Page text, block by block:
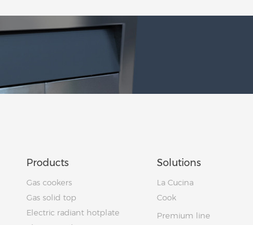
Products
Gas cookers
Gas solid top
Electric radiant hotplate
Solutions
La Cucina
Cook
Premium line